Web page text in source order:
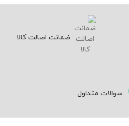
ضمانت اصالت کالا
سوالات متداول